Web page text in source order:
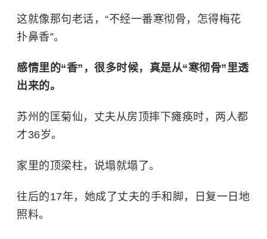
这就像那句老话，“不经一番寒彻骨，怎得梅花
扑鼻香”。
感情里的“香”，很多时候，真是从“寒彻骨”里透
出来的。
苏州的匡菊仙，丈夫从房顶摔下瘫痪时，两人都
才36岁。
家里的顶梁柱，说塌就塌了。
往后的17年，她成了丈夫的手和脚，日复一日地
照料。